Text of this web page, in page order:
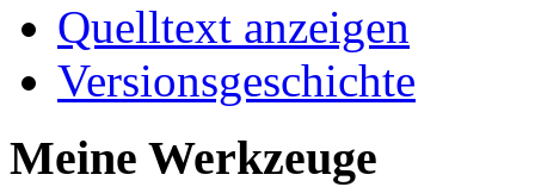
Quelltext anzeigen
Versionsgeschichte
Meine Werkzeuge